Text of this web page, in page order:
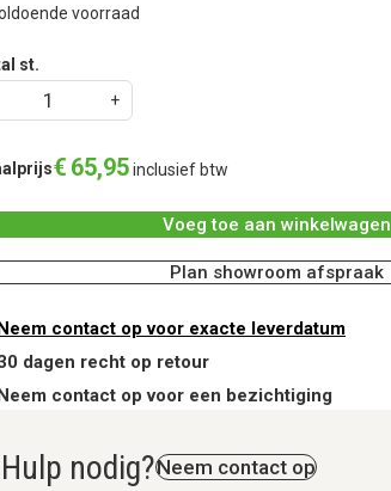
voorraad
st.
€ 65,95inclusief btw
Voeg toe aan winkelwagen
Plan showroom afspraak
contact op voor exacte leverdatum
dagen recht op retour
contact op voor een bezichtiging
Hulp nodig?Neem contact op